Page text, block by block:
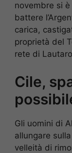
novembre si
battere
carica,
proprietà del
rete di
Cile,
Gli uomini di
allungare
velleità di